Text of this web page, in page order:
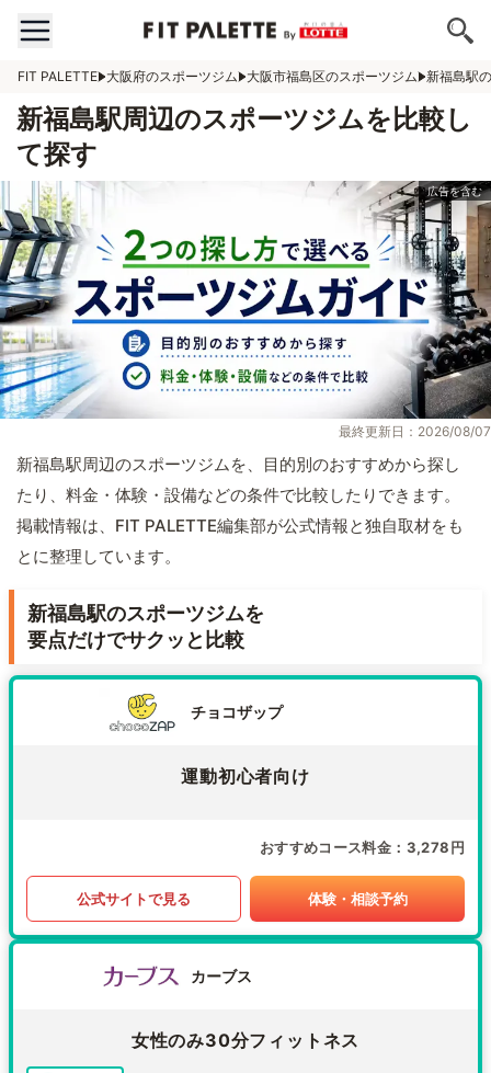
FIT PALETTE 大阪府のスポーツジム 大阪市福島区のスポーツジム 新福島駅
新福島駅周辺のスポーツジムを比較し
て探す
最終更新日：2026/08/07
新福島駅周辺のスポーツジムを、目的別のおすすめから探し
たり、料金・体験・設備などの条件で比較したりできます。
掲載情報は、FIT PALETTE編集部が公式情報と独自取材をも
とに整理しています。
新福島駅のスポーツジムを
要点だけでサクッと比較
チョコザップ
運動初心者向け
おすすめコース料金 3,278円
公式サイトで見る 体験・相談予約
カーブス
女性のみ30分フィットネス